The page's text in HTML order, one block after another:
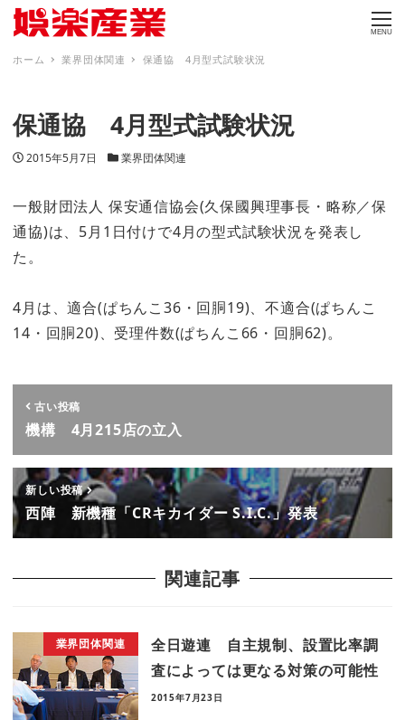
MENU
ホーム 業界団体関連 保通協 4月型式試験状況
保通協 4月型式試験状況
投稿日
2015年5月7日 カテゴリー
業界団体関連
一般財団法人 保安通信協会(久保國興理事長・略称／保
通協)は、5月1日付けで4月の型式試験状況を発表し
た。
4月は、適合(ぱちんこ36・回胴19)、不適合(ぱちんこ
14・回胴20)、受理件数(ぱちんこ66・回胴62)。
古い投稿
機構 4月215店の立入
新しい投稿
西陣 新機種「CRキカイダー S.I.C.」発表
関連記事
業界団体関連
全日遊連 自主規制、設置比率調
査によっては更なる対策の可能性
2015年7月23日